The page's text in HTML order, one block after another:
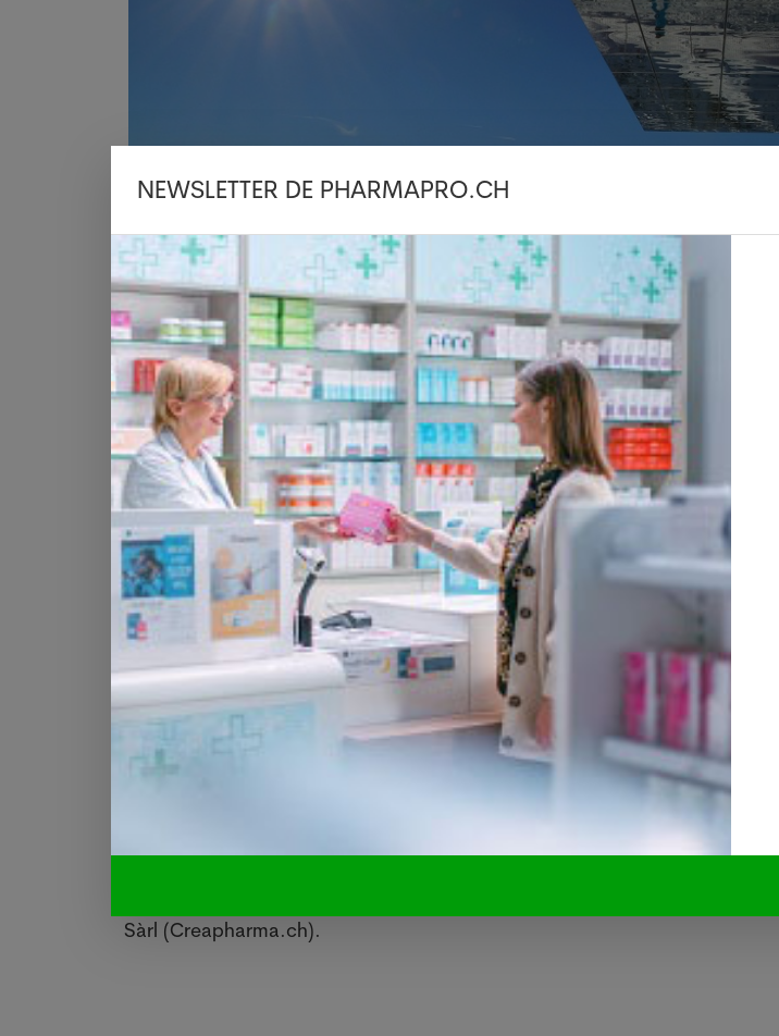
Impact significatif
A l'exception de la source de lumière, tous les autres paramètres liés
repas, le sommeil, l'activité physique, le temps d'écran, étaient
Genève dans un communiqué, vendredi. Même si l'expérience était
significatif a été constaté".
Ainsi, après avoir été exposées à la lumière naturelle, les personnes
sanguin qui se situaient dans la fourchette normale pendant plus
variabilité. En d'autres termes, les 13 volontaires sont parvenus à mieux
Des analyses de sang ont été faites sur les participants à l'étude après
résultats montrent clairement que l'horloge interne et le métabolisme
naturelle" explique la professeure de l'UNIGE et des HUG Charna Dibner,
Il reste maintenant à confirmer cette expérience à plus grande échelle.
à étudier les interactions entre l'exposition à la lumière naturelle et la
conditions réelles", note Jan-Frieder Harmsen, l'auteur principal de
Sàrl (Creapharma.ch).
NEWSLETTER DE PHARMAPRO.CH